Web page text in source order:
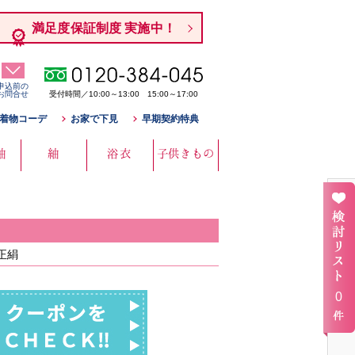
満足度保証制度 実施中！
込前の
問合せ
受付時間／10:00～13:00 15:00～17:00
物コーデ お家で下見 早期契約特典
紬 浴衣 子供きもの
絹
0